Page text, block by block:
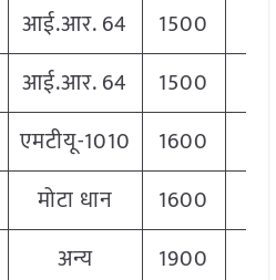
आई.आर. 64 1500
आई.आर. 64 1500
एमटीयू-1010 1600
मोटा धान 1600
अन्य 1900